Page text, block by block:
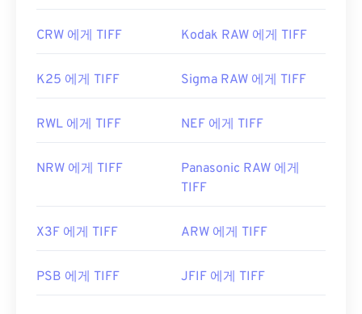
CRW 에게 TIFF Kodak RAW 에게 TIFF
K25 에게 TIFF Sigma RAW 에게 TIFF
RWL 에게 TIFF NEF 에게 TIFF
NRW 에게 TIFF
Panasonic RAW 에게
TIFF
X3F 에게 TIFF ARW 에게 TIFF
PSB 에게 TIFF JFIF 에게 TIFF